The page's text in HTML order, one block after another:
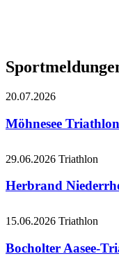
20.07.2026
Möhnesee
29.06.2026 Triathlon
Herbrand
15.06.2026 Triathlon
Bocholter Aasee-